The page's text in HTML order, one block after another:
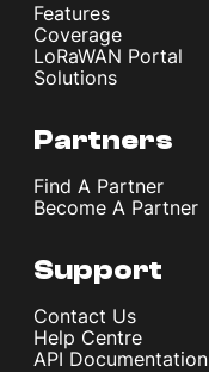
Features
Coverage
LoRaWAN Portal
Solutions
Partners
Find A Partner
Become A Partner
Support
Contact Us
Help Centre
API Documentation